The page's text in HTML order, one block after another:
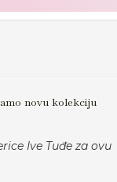
novu kolekciju
Ive Tuđe za ovu